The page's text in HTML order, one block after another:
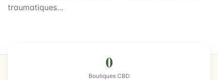
traumatiques…
0
Boutiques CBD